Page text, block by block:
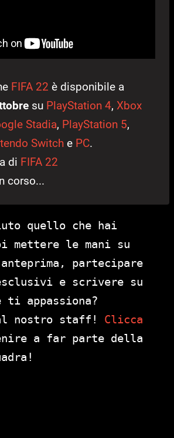
FIFA 22 è disponibile a
su PlayStation 4, Xbox
Stadia, PlayStation 5,
Switch e PC.
di FIFA 22
corso...
quello che hai
mettere le mani su
partecipare
e scrivere su
ti appassiona?
nostro staff! Clicca
a far parte della